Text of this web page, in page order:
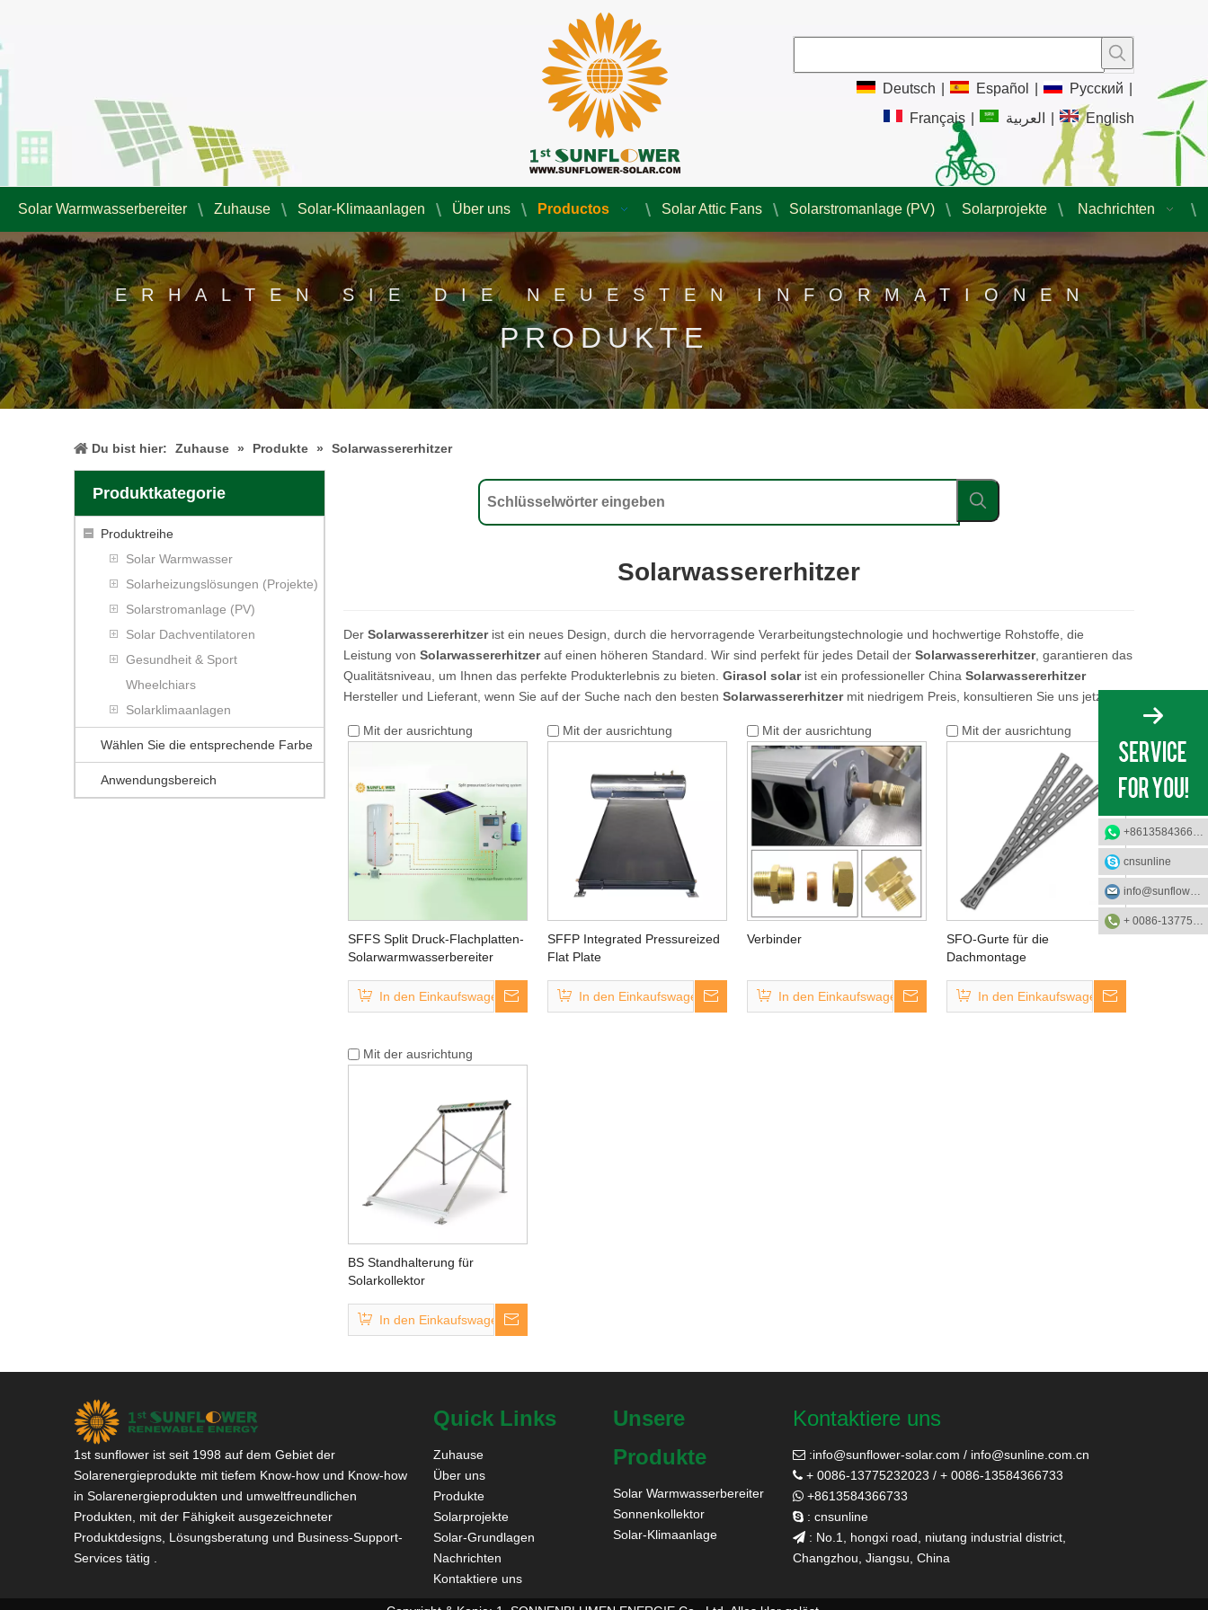
Deutsch Español Pусский
Français
العربية English
Solar Warmwasserbereiter Zuhause Solar-Klimaanlagen Über uns Productos Solar Attic Fans Solarstromanlage (PV) Solarprojekte Nachrichten
ERHALTEN SIE DIE NEUESTEN INFORMATIONEN
PRODUKTE
Du bist hier: Zuhause » Produkte » Solarwassererhitzer
Produktkategorie
Produktreihe
Solar Warmwasser
Solarheizungslösungen (Projekte)
Solarstromanlage (PV)
Solar Dachventilatoren
Gesundheit & Sport
Wheelchiars
Solarklimaanlagen
Wählen Sie die entsprechende Farbe
Anwendungsbereich
Solarwassererhitzer
Der Solarwassererhitzerist ein neues Design, durch die hervorragende Verarbeitungstechnologie und hochwertige Rohstoffe, die
Leistung von Solarwassererhitzerauf einen höheren Standard. Wir sind perfekt für jedes Detail der Solarwassererhitzer, garantieren das
Qualitätsniveau, um Ihnen das perfekte Produkterlebnis zu bieten. Girasol solarist ein professioneller China Solarwassererhitzer
Hersteller und Lieferant, wenn Sie auf der Suche nach den besten Solarwassererhitzermit niedrigem Preis, konsultieren Sie uns jetzt!
Mit der ausrichtung
SFFS Split Druck-Flachplatten-
Solarwarmwasserbereiter
In den Einkaufswagen
Mit der ausrichtung
SFFP Integrated Pressureized
Flat Plate
In den Einkaufswagen
Mit der ausrichtung
Verbinder
In den Einkaufswagen
Mit der ausrichtung
SFO-Gurte für die
Dachmontage
In den Einkaufswagen
Mit der ausrichtung
BS Standhalterung für
Solarkollektor
In den Einkaufswagen
1st sunflower ist seit 1998 auf dem Gebiet der
Solarenergieprodukte mit tiefem Know-how und Know-how
in Solarenergieprodukten und umweltfreundlichen
Produkten, mit der Fähigkeit ausgezeichneter
Produktdesigns, Lösungsberatung und Business-Support-
Services tätig .
Quick Links
Zuhause
Über uns
Produkte
Solarprojekte
Solar-Grundlagen
Nachrichten
Kontaktiere uns
Unsere
Produkte
Solar Warmwasserbereiter
Sonnenkollektor
Solar-Klimaanlage
Kontaktiere uns
 :info@sunflower-solar.com / info@sunline.com.cn
 + 0086-13775232023 / + 0086-13584366733
 +8613584366733
 : cnsunline
 : No.1, hongxi road, niutang industrial district,
Changzhou, Jiangsu, China
cnsunline